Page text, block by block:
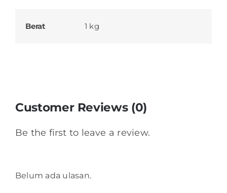
Berat 1 kg
Customer Reviews (0)
Be the first to leave a review.
Belum ada ulasan.